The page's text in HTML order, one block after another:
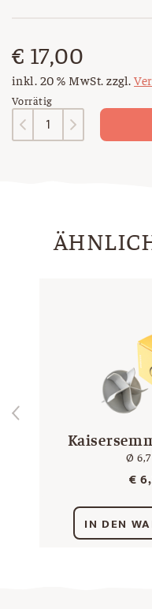
€ 17,00
inkl. 20 % MwSt. zzgl.
Vorrätig
Ausstecher
Set
Ø
€
IN DEN